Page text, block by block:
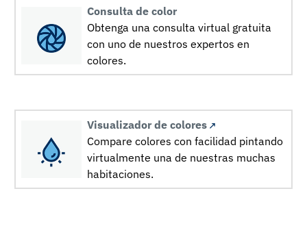
Consulta de color
Obtenga una consulta virtual gratuita
con uno de nuestros expertos en
colores.
Visualizador de colores
Compare colores con facilidad pintando
virtualmente una de nuestras muchas
habitaciones.